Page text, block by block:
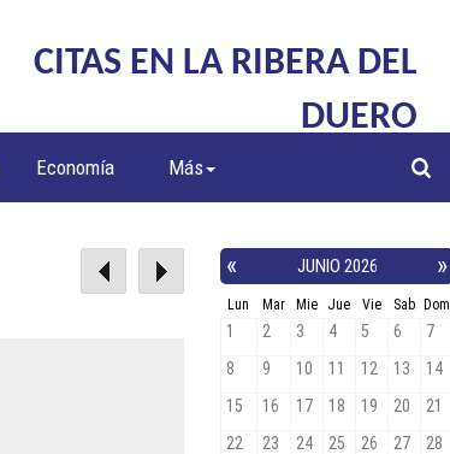
CITAS EN LA RIBERA DEL
DUERO
Economía Más